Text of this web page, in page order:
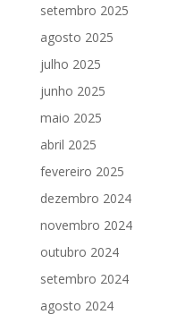
setembro 2025
agosto 2025
julho 2025
junho 2025
maio 2025
abril 2025
fevereiro 2025
dezembro 2024
novembro 2024
outubro 2024
setembro 2024
agosto 2024